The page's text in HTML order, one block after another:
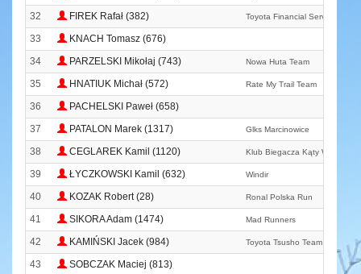
32 FIREK Rafał (382) Toyota Financial Services
33
KNACH Tomasz (676)
34
PARZELSKI Mikołaj (743) Nowa Huta Team
35 HNATIUK Michał (572) Rate My Trail Team
36
PACHELSKI Paweł (658)
37
PATALON Marek (1317) Glks Marcinowice
38 CEGLAREK Kamil (1120) Klub Biegacza Kąty
39 ŁYCZKOWSKI Kamil (632) Windir
40 KOZAK Robert (28) Ronal Polska Run
41 SIKORA Adam (1474) Mad Runners
42 KAMIŃSKI Jacek (984) Toyota Tsusho Team
43 SOBCZAK Maciej (813)